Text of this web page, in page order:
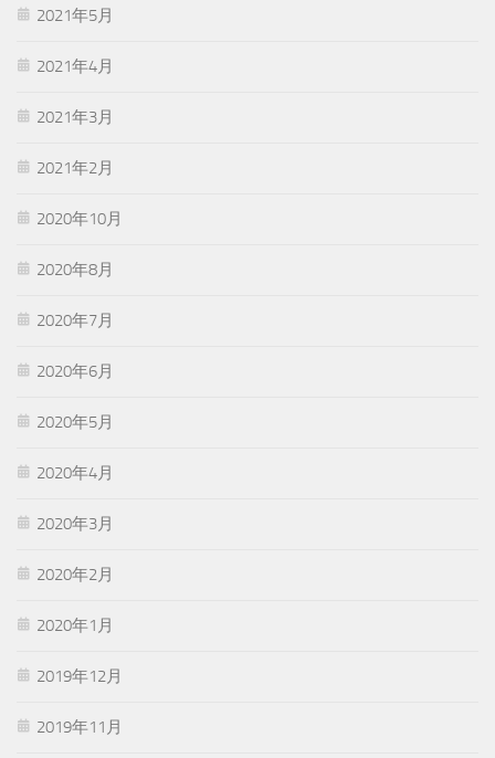
2021年5月
2021年4月
2021年3月
2021年2月
2020年10月
2020年8月
2020年7月
2020年6月
2020年5月
2020年4月
2020年3月
2020年2月
2020年1月
2019年12月
2019年11月